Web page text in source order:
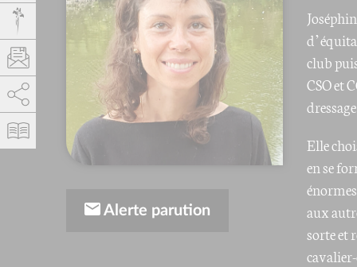
Alerte parution
club
CSO et
Elle
en se
aux
sorte et
AddThis est désactivé. Autoriser